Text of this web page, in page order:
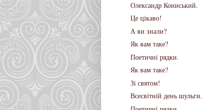
Олександр Кониський.
Це цікаво!
А ви знали?
Як вам таке?
Поетичні рядки.
Як вам таке?
Зі святом!
Всесвітній день шульги.